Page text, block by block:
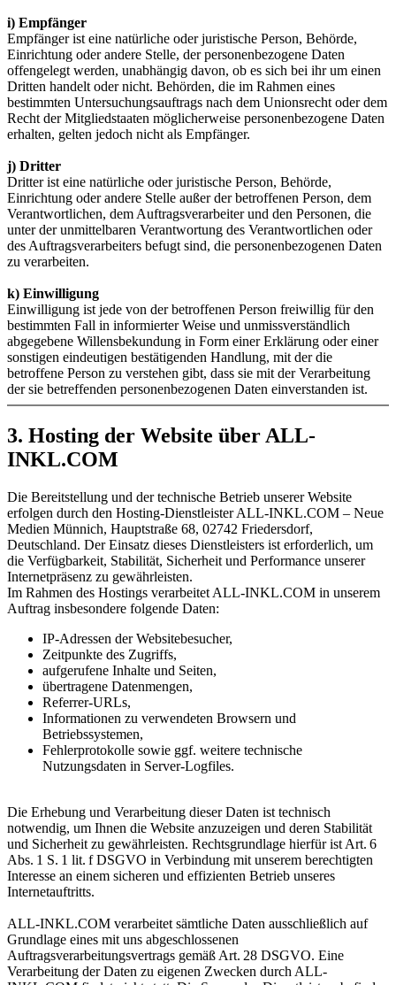
i) Empfänger
Empfänger ist eine natürliche oder juristische Person, Behörde,
Einrichtung oder andere Stelle, der personenbezogene Daten
offengelegt werden, unabhängig davon, ob es sich bei ihr um einen
Dritten handelt oder nicht. Behörden, die im Rahmen eines
bestimmten Untersuchungsauftrags nach dem Unionsrecht oder dem
Recht der Mitgliedstaaten möglicherweise personenbezogene Daten
erhalten, gelten jedoch nicht als Empfänger.
j) Dritter
Dritter ist eine natürliche oder juristische Person, Behörde,
Einrichtung oder andere Stelle außer der betroffenen Person, dem
Verantwortlichen, dem Auftragsverarbeiter und den Personen, die
unter der unmittelbaren Verantwortung des Verantwortlichen oder
des Auftragsverarbeiters befugt sind, die personenbezogenen Daten
zu verarbeiten.
k) Einwilligung
Einwilligung ist jede von der betroffenen Person freiwillig für den
bestimmten Fall in informierter Weise und unmissverständlich
abgegebene Willensbekundung in Form einer Erklärung oder einer
sonstigen eindeutigen bestätigenden Handlung, mit der die
betroffene Person zu verstehen gibt, dass sie mit der Verarbeitung
der sie betreffenden personenbezogenen Daten einverstanden ist.
3. Hosting der Website über ALL-
INKL.COM
Die Bereitstellung und der technische Betrieb unserer Website
erfolgen durch den Hosting-Dienstleister ALL-INKL.COM – Neue
Medien Münnich, Hauptstraße 68, 02742 Friedersdorf,
Deutschland. Der Einsatz dieses Dienstleisters ist erforderlich, um
die Verfügbarkeit, Stabilität, Sicherheit und Performance unserer
Internetpräsenz zu gewährleisten.
Im Rahmen des Hostings verarbeitet ALL-INKL.COM in unserem
Auftrag insbesondere folgende Daten:
‎IP-Adressen der Websitebesucher,
Zeitpunkte des Zugriffs,
aufgerufene Inhalte und Seiten,
übertragene Datenmengen,
Referrer-URLs,
Informationen zu verwendeten Browsern und
Betriebssystemen,
Fehlerprotokolle sowie ggf. weitere technische
Nutzungsdaten in Server-Logfiles.
Die Erhebung und Verarbeitung dieser Daten ist technisch
notwendig, um Ihnen die Website anzuzeigen und deren Stabilität
und Sicherheit zu gewährleisten. Rechtsgrundlage hierfür ist Art. 6
Abs. 1 S. 1 lit. f DSGVO in Verbindung mit unserem berechtigten
Interesse an einem sicheren und effizienten Betrieb unseres
Internetauftritts.
ALL-INKL.COM verarbeitet sämtliche Daten ausschließlich auf
Grundlage eines mit uns abgeschlossenen
Auftragsverarbeitungsvertrags gemäß Art. 28 DSGVO. Eine
Verarbeitung der Daten zu eigenen Zwecken durch ALL-